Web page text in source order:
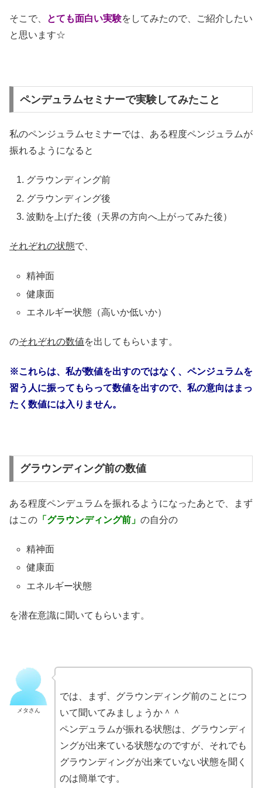
そこで、 とても面白い実験をしてみたので、ご紹介したい
と思います☆
ペンデュラムセミナーで実験してみたこと
私のペンジュラムセミナーでは、ある程度ペンジュラムが
振れるようになると
グラウンディング前
グラウンディング後
波動を上げた後（天界の方向へ上がってみた後）
それぞれの状態で、
精神面
健康面
エネルギー状態（高いか低いか）
のそれぞれの数値を出してもらいます。
※これらは、私が数値を出すのではなく、ペンジュラムを
習う人に振ってもらって数値を出すので、私の意向はまっ
たく数値には入りません。
グラウンディング前の数値
ある程度ペンデュラムを振れるようになったあとで、まず
はこの 「グラウンディング前」 の自分の
精神面
健康面
エネルギー状態
を潜在意識に聞いてもらいます。
メタさん
では、まず、グラウンディング前のことにつ
いて聞いてみましょうか＾＾
ペンデュラムが振れる状態は、グラウンディ
ングが出来ている状態なのですが、それでも
グラウンディングが出来ていない状態を聞く
のは簡単です。